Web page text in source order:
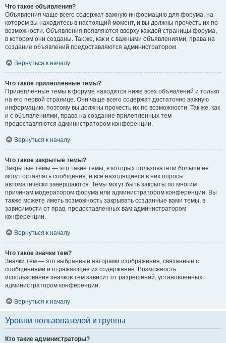
Что такое объявления?
Объявления чаще всего содержат важную информацию для форума, на
котором вы находитесь в настоящий момент, и вы должны прочесть их по
возможности. Объявления появляются вверху каждой страницы форума,
в котором они созданы. Так же, как и с важными объявлениями, права на
создание объявлений предоставляются администратором.
Вернуться к началу
Что такое прилепленные темы?
Прилепленные темы в форуме находятся ниже всех объявлений и только
на его первой странице. Они чаще всего содержат достаточно важную
информацию, поэтому вы должны прочесть их по возможности. Так же, как
и с объявлениями, права на создание прилепленных тем
предоставляются администратором конференции.
Вернуться к началу
Что такое закрытые темы?
Закрытые темы — это такие темы, в которых пользователи больше не
могут оставлять сообщения, и все находящиеся в них опросы
автоматически завершаются. Темы могут быть закрыты по многим
причинам модератором форума или администратором конференции. Вы
также можете иметь возможность закрывать созданные вами темы, в
зависимости от прав, предоставленных вам администратором
конференции.
Вернуться к началу
Что такое значки тем?
Значки тем — это выбранные авторами изображения, связанные с
сообщениями и отражающие их содержание. Возможность
использования значков тем зависит от разрешений, установленных
администратором конференции.
Вернуться к началу
Уровни пользователей и группы
Кто такие администраторы?